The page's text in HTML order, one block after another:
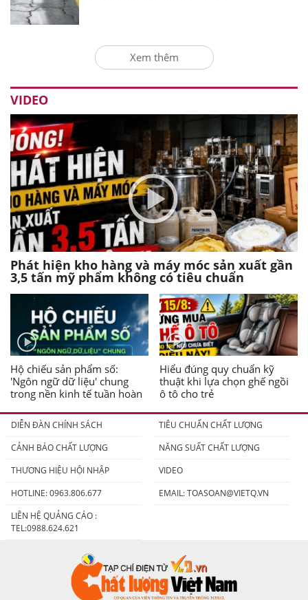
Xem thêm
VIDEO
Phát hiện kho hàng và máy móc sản xuất gần
3,5 tấn mỹ phẩm không có tiêu chuẩn
Hộ chiếu sản phẩm số:
'Ngôn ngữ dữ liệu' chung
trong nền kinh tế tuần hoàn
Hiểu đúng quy chuẩn kỹ
thuật khi lựa chọn ghế ngồi
ô tô cho trẻ
DIỄN ĐÀN CHÍNH SÁCH
TIÊU CHUẨN CHẤT LƯỢNG
CẢNH BÁO CHẤT LƯỢNG
NĂNG SUẤT CHẤT LƯỢNG
THƯƠNG HIỆU HỘI NHẬP
VIDEO
HOTLINE: 0963.806.677
EMAIL:TOASOAN@VIETQ.VN
LIÊN HỆ QUẢNG CÁO :
TEL:0988.624.621